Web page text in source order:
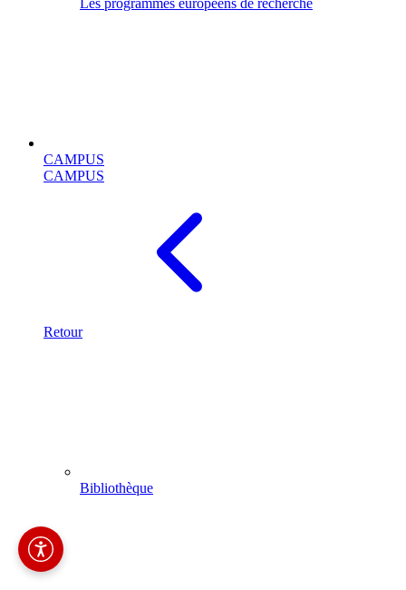
Les programmes européens de recherche
CAMPUS
CAMPUS
Retour
Bibliothèque